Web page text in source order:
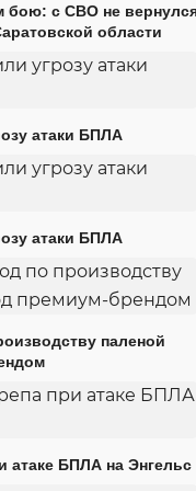
бою: с СВО не
области
атаки БПЛА
атаки БПЛА
паленой
атаке БПЛА на Энгельс